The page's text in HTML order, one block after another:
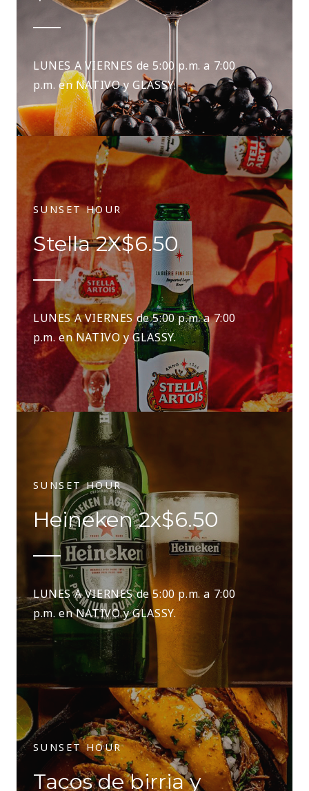
LUNES A VIERNES de 5:00 p.m. a 7:00
p.m. en NATIVO y GLASSY.
SUNSET HOUR
Stella 2X$6.50
LUNES A VIERNES de 5:00 p.m. a 7:00
p.m. en NATIVO y GLASSY.
SUNSET HOUR
Heineken 2x$6.50
LUNES A VIERNES de 5:00 p.m. a 7:00
p.m. en NATIVO y GLASSY.
SUNSET HOUR
Tacos de birria y